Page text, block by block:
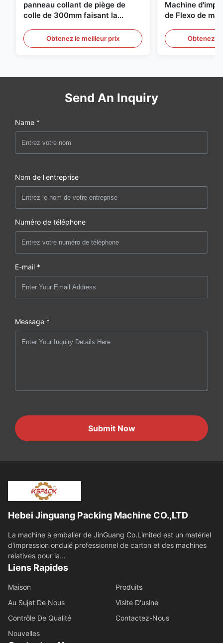
panneau collant de piège de
colle de 300mm faisant la
Obtenez le meilleur prix
Machine
de Flexo de
carton ondulé
Obtenez
Send An Inquiry
Name *
Nom de l'entreprise
Numéro de téléphone
E-mail *
Message *
Submit Now
Hebei Jinguang Packing Machine CO.,LTD
La machine à emballer de JinGuang Co.Limited est un matériel
d'impression ondulé professionnel de carton et des machines
relatives pour la...
Liens Rapides
Maison
Produits
Au Sujet De Nous
Visite D'usine
Contrôle De Qualité
Contactez-Nous
Nouvelles